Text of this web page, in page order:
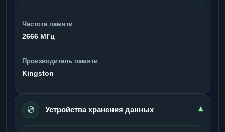
Частота памяти
2666 МГц
Производитель памяти
Kingston
💿 Устройства хранения данных ▾